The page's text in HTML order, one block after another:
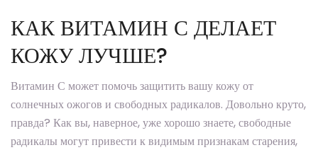
КАК ВИТАМИН С ДЕЛАЕТ
КОЖУ ЛУЧШЕ?
Витамин С может помочь защитить вашу кожу от
солнечных ожогов и свободных радикалов. Довольно круто,
правда? Как вы, наверное, уже хорошо знаете, свободные
радикалы могут привести к видимым признакам старения,